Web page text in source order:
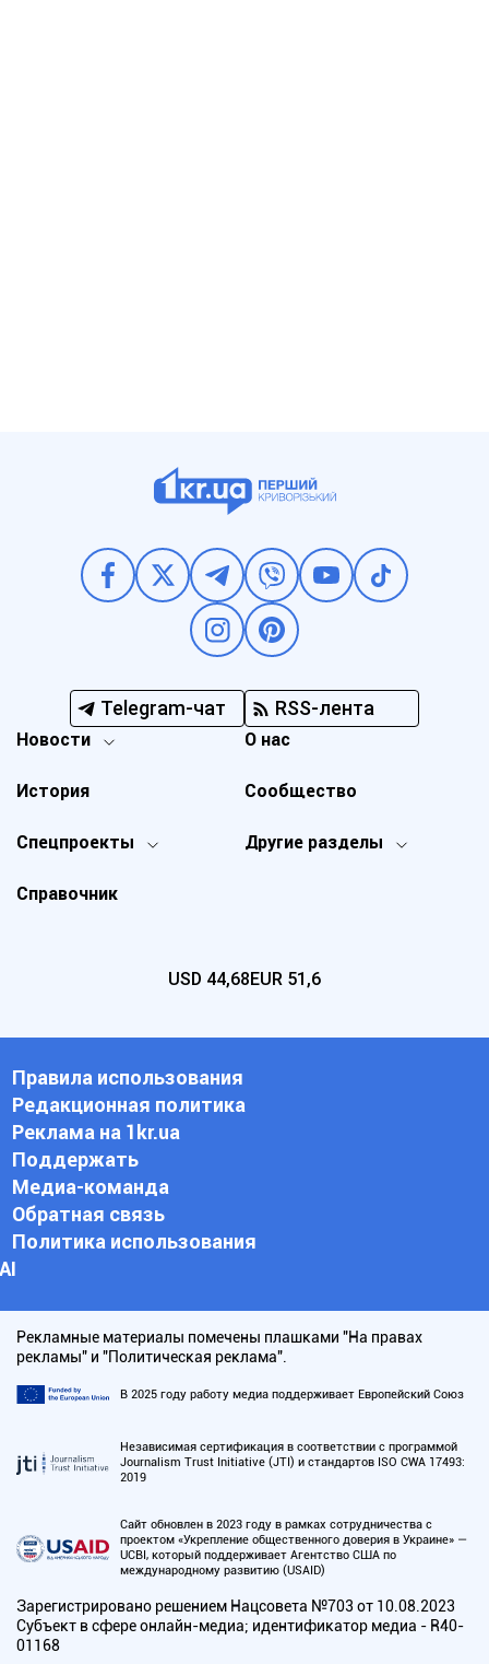
Telegram-чат RSS-лента
Новости
Спецпроекты Другие разделы
История
О нас
Справочник
Сообщество
USD 44,68EUR 51,6
Правила использования
Редакционная политика
Реклама на 1kr.ua
Поддержать
Медиа-команда
Обратная связь
Политика использования
АI
Рекламные материалы помечены плашками "На правах
рекламы" и "Политическая реклама".
В 2025 году работу медиа поддерживает Европейский Союз
Независимая сертификация в соответствии с программой
Journalism Trust Initiative (JTI) и стандартов ISO CWA 17493:
2019
Сайт обновлен в 2023 году в рамках сотрудничества с
проектом «Укрепление общественного доверия в Украине» —
UCBI, который поддерживает Агентство США по
международному развитию (USAID)
Зарегистрировано решением Нацсовета №703 от 10.08.2023
Субъект в сфере онлайн-медиа; идентификатор медиа - R40-
01168